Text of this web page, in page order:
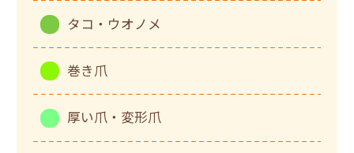
タコ・ウオノメ
巻き爪
厚い爪・変形爪